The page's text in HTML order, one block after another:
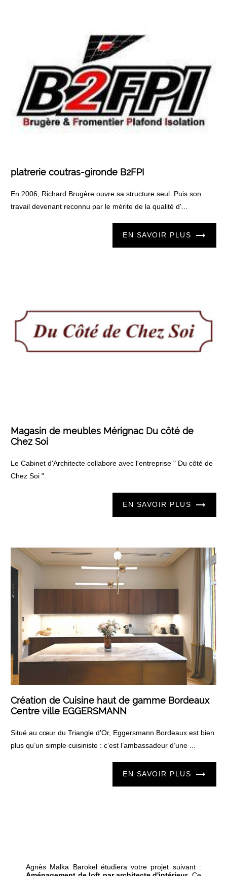
platrerie coutras-gironde B2FPI
En 2006, Richard Brugère ouvre sa structure seul. Puis son
travail devenant reconnu par le mérite de la qualité d'...
EN SAVOIR PLUS
Magasin de meubles Mérignac Du côté de
Chez Soi
Le Cabinet d'Architecte collabore avec l'entreprise " Du côté de
Chez Soi ".
EN SAVOIR PLUS
Création de Cuisine haut de gamme Bordeaux
Centre ville EGGERSMANN
Situé au cœur du Triangle d'Or, Eggersmann Bordeaux est bien
plus qu’un simple cuisiniste : c’est l’ambassadeur d’une ...
EN SAVOIR PLUS
Agnès Malka Barokel étudiera votre projet suivant :